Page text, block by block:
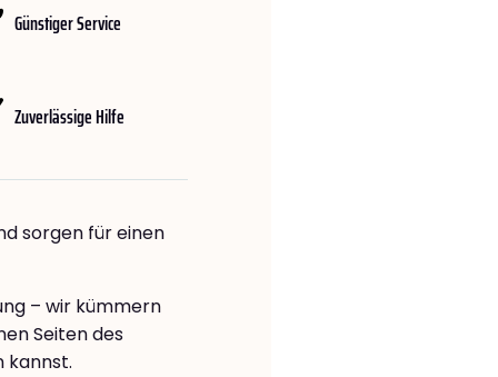
Günstiger Service
Zuverlässige Hilfe
sorgen für einen
– wir kümmern
Seiten des